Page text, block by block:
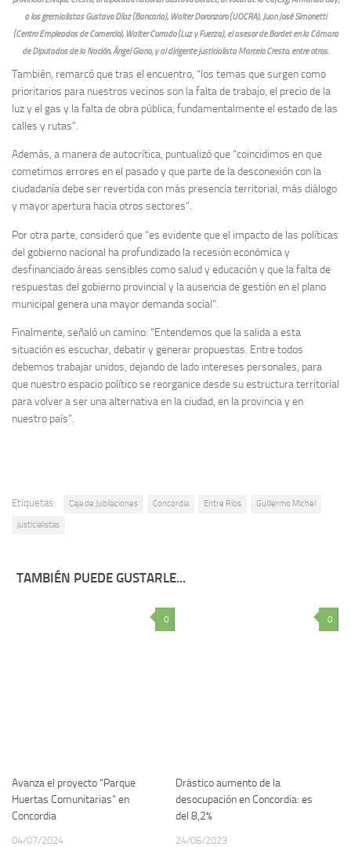
a los gremialistas Gustavo Díaz (Bancaria), Walter Doronzoro (UOCRA), Juan José Simonetti
(Centro Empleados de Comercio), Walter Corrado (Luz y Fuerza); el asesor de Bordet en la Cámara
de Diputados de la Nación, Ángel Giano; y al dirigente justicialista Marcelo Cresto, entre otros.
También, remarcó que tras el encuentro, “los temas que surgen como
prioritarios para nuestros vecinos son la falta de trabajo, el precio de la
luz y el gas y la falta de obra pública, fundamentalmente el estado de las
calles y rutas”.
Además, a manera de autocrítica, puntualizó que “coincidimos en que
cometimos errores en el pasado y que parte de la desconexión con la
ciudadanía debe ser revertida con más presencia territorial, más diálogo
y mayor apertura hacia otros sectores”.
Por otra parte, consideró que “es evidente que el impacto de las políticas
del gobierno nacional ha profundizado la recesión económica y
desfinanciado áreas sensibles como salud y educación y que la falta de
respuestas del gobierno provincial y la ausencia de gestión en el plano
municipal genera una mayor demanda social”.
Finalmente, señaló un camino: “Entendemos que la salida a esta
situación es escuchar, debatir y generar propuestas. Entre todos
debemos trabajar unidos, dejando de lado intereses personales, para
que nuestro espacio político se reorganice desde su estructura territorial
para volver a ser una alternativa en la ciudad, en la provincia y en
nuestro país”.
Etiquetas: Caja de Jubilaciones Concordia Entre Ríos Guillermo Michel
justicialistas
TAMBIÉN PUEDE GUSTARLE...
0
Avanza el proyecto “Parque
Huertas Comunitarias” en
Concordia
04/07/2024
0
Drástico aumento de la
desocupación en Concordia: es
del 8,2%
24/06/2023